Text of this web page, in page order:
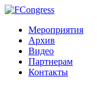
Мероприятия
Архив
Видео
Партнерам
Контакты